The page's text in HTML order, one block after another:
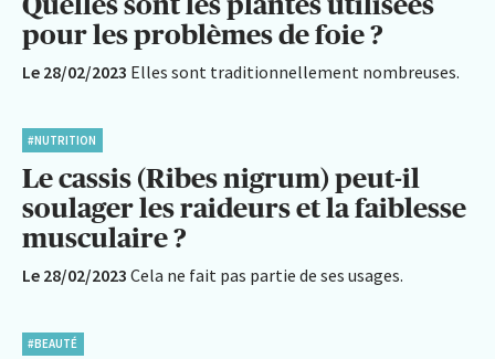
pour les problèmes de foie ?
Le 28/02/2023 Elles sont traditionnellement nombreuses.
#NUTRITION
Le cassis (Ribes nigrum) peut-il
soulager les raideurs et la faiblesse
musculaire ?
Le 28/02/2023 Cela ne fait pas partie de ses usages.
#BEAUTÉ